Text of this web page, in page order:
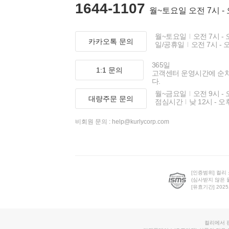
1644-1107 월~토요일 오전 7시 -
카카오톡 문의
월~토요일
오전 7시 -
일/공휴일
오전 7시 -
1:1 문의
365일
고객센터 운영시간에 순
다.
대량주문 문의
월~금요일
오전 9시 -
점심시간
낮 12시 - 오
비회원 문의 : help@kurlycorp.com
[인증범위] 컬리
(심사받지 않은
[유효기간]
컬리에서